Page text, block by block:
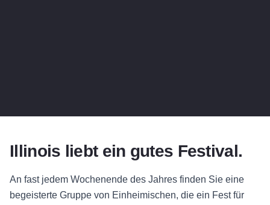
Illinois liebt ein gutes Festival.
An fast jedem Wochenende des Jahres finden Sie eine
begeisterte Gruppe von Einheimischen, die ein Fest für